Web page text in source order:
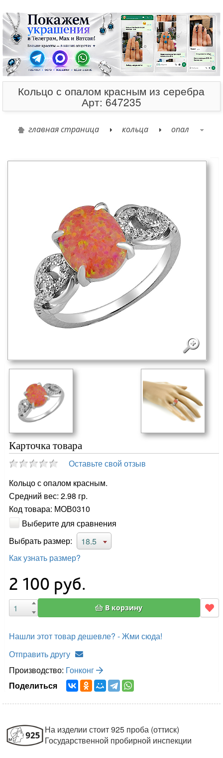
Кольцо с опалом красным из серебра
Арт: 647235
главная страница кольца опал
Карточка товара
Оставьте свой отзыв
Кольцо с опалом красным.
Средний вес: 2.98 гр.
Код товара: МОВ0310
Выберите для сравнения
Выбрать размер:
18.5
Как узнать размер?
2 100 руб.
В корзину
Нашли этот товар дешевле? - Жми сюда!
Отправить другу
Производство: Гонконг
Поделиться
На изделии стоит 925 проба (оттиск)
Государственной пробирной инспекции